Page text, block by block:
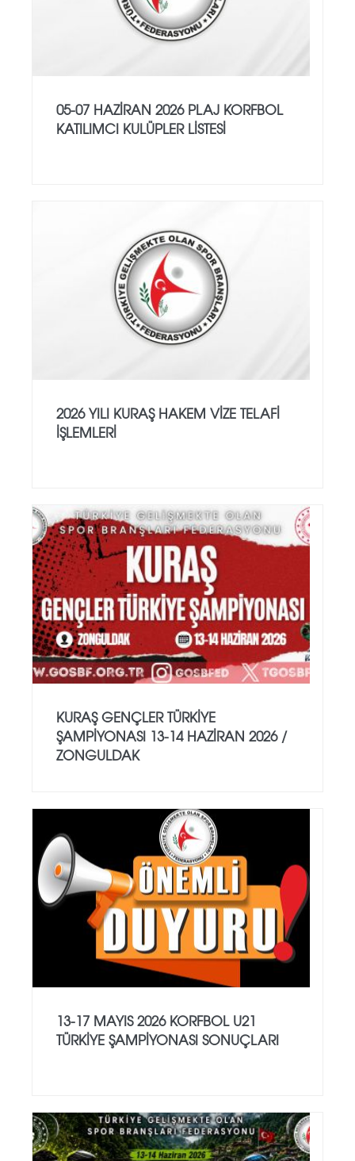
05-07 HAZİRAN 2026 PLAJ KORFBOL
KATILIMCI KULÜPLER LİSTESİ
2026 YILI KURAŞ HAKEM VİZE TELAFİ
İŞLEMLERİ
KURAŞ GENÇLER TÜRKİYE
ŞAMPİYONASI 13-14 HAZİRAN 2026 /
ZONGULDAK
13-17 MAYIS 2026 KORFBOL U21
TÜRKİYE ŞAMPİYONASI SONUÇLARI